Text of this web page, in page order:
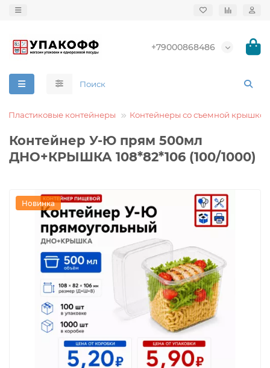
+79000868486
Пластиковые контейнеры Контейнеры со съемной крышкой
Контейнер У-Ю прям 500мл
ДНО+КРЫШКА 108*82*106 (100/1000)
Новинка